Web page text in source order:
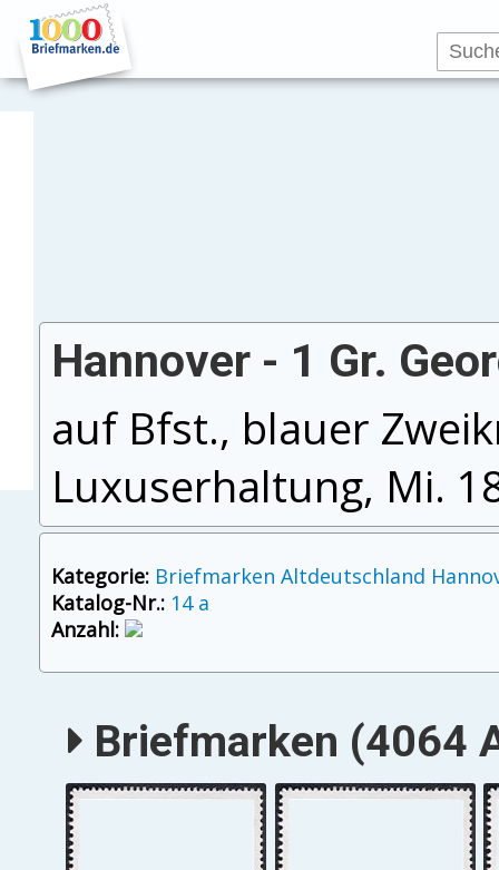
Hannover - 1 Gr.
auf Bfst., blauer
Luxuserhaltung, Mi.
Kategorie: Briefmarken Altdeutschland
Katalog-Nr.: 14 a
Anzahl:
Briefmarken (4064